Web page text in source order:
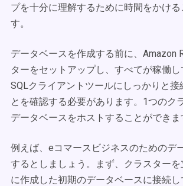
プを十分に理解するために時間をかけ
す。
データベースを作成する前に、Amazon
ターをセットアップし、すべてが稼働し
SQLクライアントツールにしっかりと接
とを確認する必要があります。1つのク
データベースをホストすることができま
例えば、eコマースビジネスのためのデ
するとしましょう。まず、クラスターを
に作成した初期のデータベースに接続